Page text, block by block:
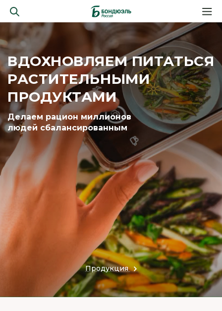
ВДОХНОВЛЯЕМ ПИТАТЬСЯ
РАСТИТЕЛЬНЫМИ
ПРОДУКТАМИ
Делаем рацион миллионов
людей сбалансированным
Продукция